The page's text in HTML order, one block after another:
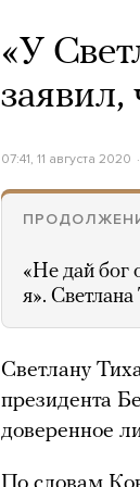
«У
заявил,
07:41, 11 августа 2020
«Не дай бог
я».
Светлану
президента
доверенное